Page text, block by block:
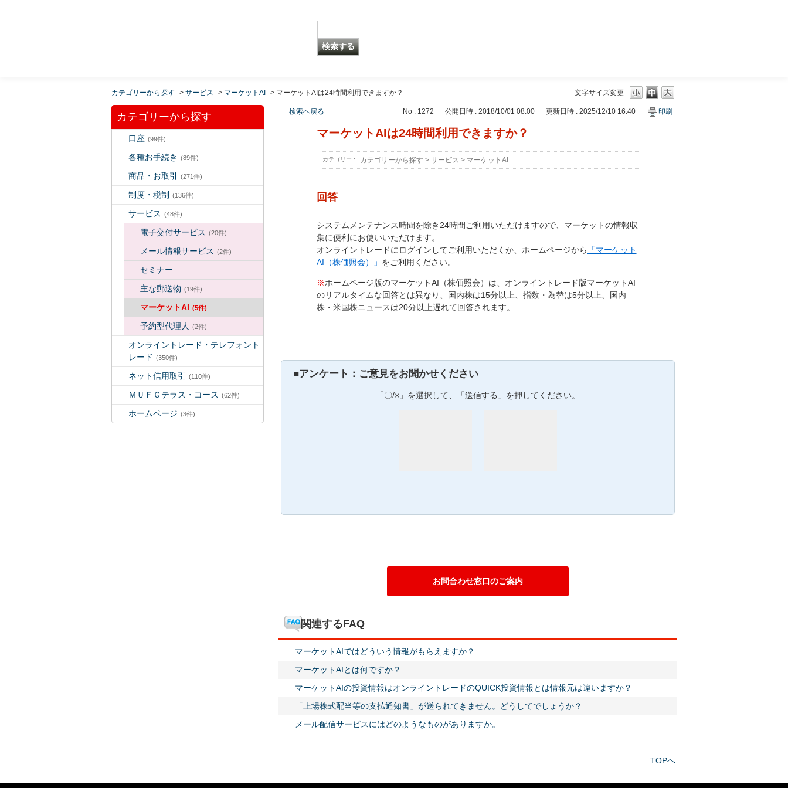
文字サイズ変更
カテゴリーから探す > サービス > マーケットAI > マーケットAIは24時間利用できますか？
カテゴリーから探す
口座 (99件)
各種お手続き (89件)
商品・お取引 (271件)
制度・税制 (136件)
サービス (48件)
電子交付サービス (20件)
メール情報サービス (2件)
セミナー
主な郵送物 (19件)
マーケットAI (5件)
予約型代理人 (2件)
オンライントレード・テレフォント
レード (350件)
ネット信用取引 (110件)
ＭＵＦＧテラス・コース (62件)
ホームページ (3件)
検索へ戻る No : 1272 公開日時 : 2018/10/01 08:00 更新日時 : 2025/12/10 16:40 印刷
マーケットAIは24時間利用できますか？
カテゴリー : カテゴリーから探す > サービス > マーケットAI
回答
システムメンテナンス時間を除き24時間ご利用いただけますので、マーケットの情報収
集に便利にお使いいただけます。
オンライントレードにログインしてご利用いただくか、ホームページから 「マーケット
AI（株価照会）」 をご利用ください。
※ホームページ版のマーケットAI（株価照会）は、オンライントレード版マーケットAI
のリアルタイムな回答とは異なり、国内株は15分以上、指数・為替は5分以上、国内
株・米国株ニュースは20分以上遅れて回答されます。
■アンケート：ご意見をお聞かせください
「〇/×」を選択して、「送信する」を押してください。
お問合わせ窓口のご案内
関連するFAQ
マーケットAIではどういう情報がもらえますか？
マーケットAIとは何ですか？
マーケットAIの投資情報はオンライントレードのQUICK投資情報とは情報元は違いますか？
「上場株式配当等の支払通知書」が送られてきません。どうしてでしょうか？
メール配信サービスにはどのようなものがありますか。
TOPへ